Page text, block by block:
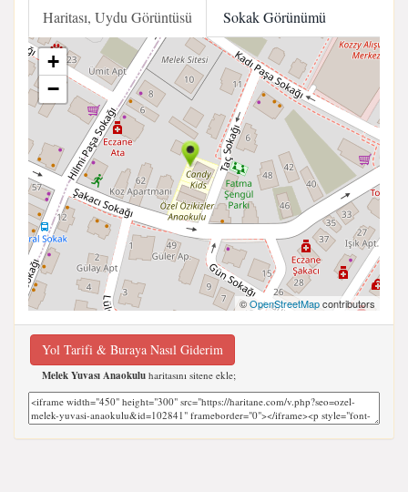
Haritası, Uydu Görüntüsü Sokak Görünümü
+
−
©OpenStreetMapcontributors
Yol Tarifi & Buraya Nasıl Giderim
Melek Yuvası Anaokulu haritasını sitene ekle;